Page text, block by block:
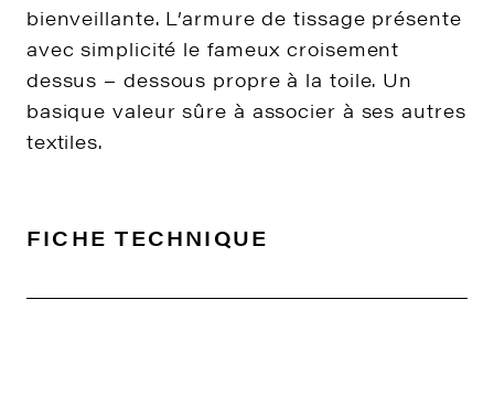
bienveillante. L’armure de tissage présente
avec simplicité le fameux croisement
dessus – dessous propre à la toile. Un
basique valeur sûre à associer à ses autres
textiles.
FICHE TECHNIQUE